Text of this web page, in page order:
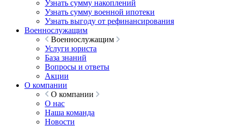
Узнать сумму накоплений
Узнать сумму военной ипотеки
Узнать выгоду от рефинансирования
Военнослужащим
Военнослужащим
Услуги юриста
База знаний
Вопросы и ответы
Акции
О компании
О компании
О нас
Наша команда
Новости